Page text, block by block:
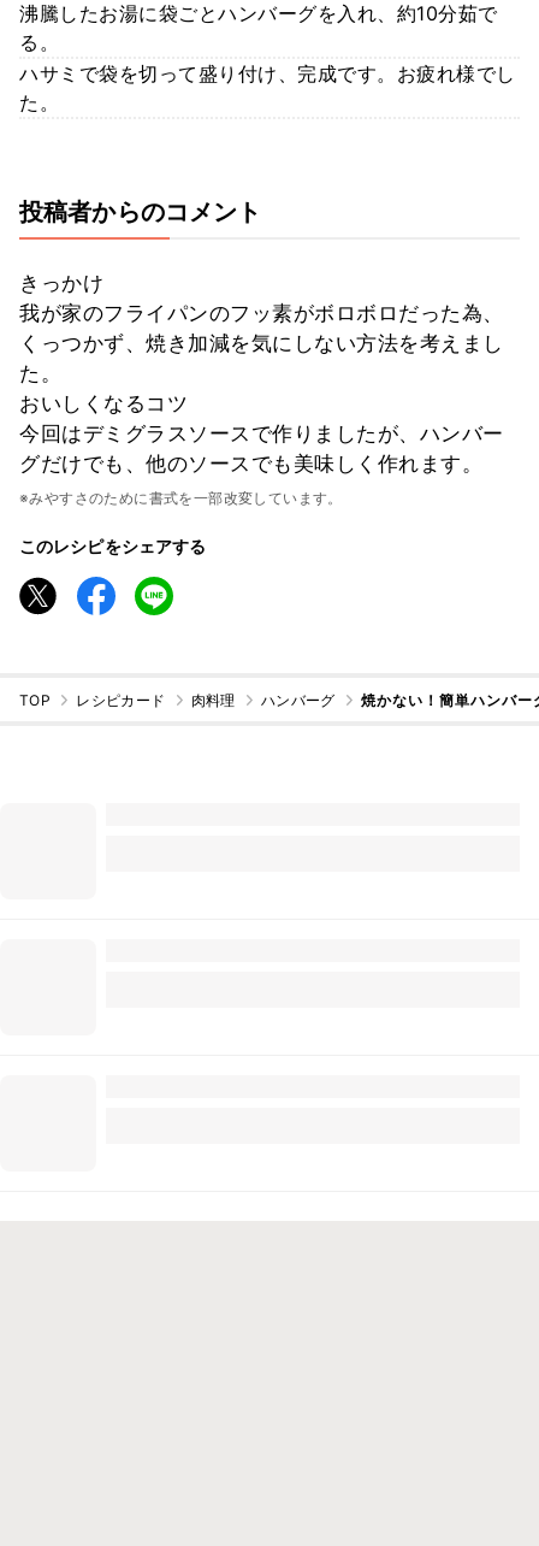
沸騰したお湯に袋ごとハンバーグを入れ、約10分茹で
る。
ハサミで袋を切って盛り付け、完成です。お疲れ様でし
た。
投稿者からのコメント
きっかけ
我が家のフライパンのフッ素がボロボロだった為、
くっつかず、焼き加減を気にしない方法を考えまし
た。
おいしくなるコツ
今回はデミグラスソースで作りましたが、ハンバー
グだけでも、他のソースでも美味しく作れます。
※みやすさのために書式を一部改変しています。
このレシピをシェアする
TOP レシピカード 肉料理 ハンバーグ 焼かない！簡単ハンバー